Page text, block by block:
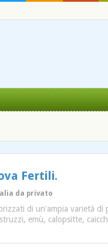
Fertili.
da privato
di un'ampia varietà di
emù, calopsitte,